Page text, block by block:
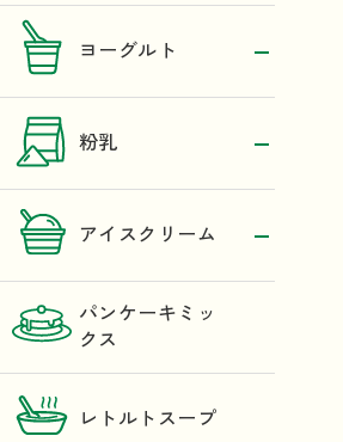
ヨーグルト
粉乳
アイスクリーム
パンケーキミッ
クス
レトルトスープ